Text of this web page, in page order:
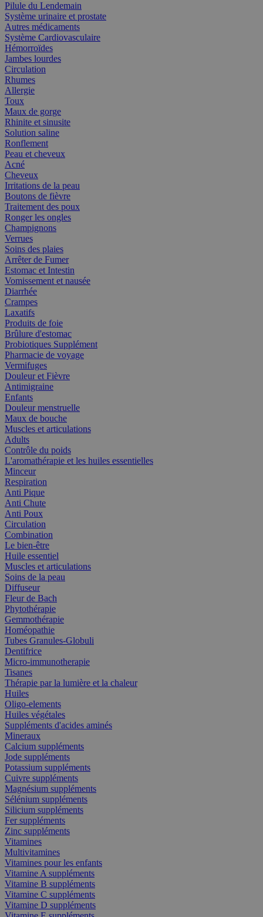
Pilule du Lendemain
Système urinaire et prostate
Autres médicaments
Système Cardiovasculaire
Hémorroïdes
Jambes lourdes
Circulation
Rhumes
Allergie
Toux
Maux de gorge
Rhinite et sinusite
Solution saline
Ronflement
Peau et cheveux
Acné
Cheveux
Irritations de la peau
Boutons de fièvre
Traitement des poux
Ronger les ongles
Champignons
Verrues
Soins des plaies
Arrêter de Fumer
Estomac et Intestin
Vomissement et nausée
Diarrhée
Crampes
Laxatifs
Produits de foie
Brûlure d'estomac
Probiotiques Supplément
Pharmacie de voyage
Vermifuges
Douleur et Fièvre
Antimigraine
Enfants
Douleur menstruelle
Maux de bouche
Muscles et articulations
Adults
Contrôle du poids
L'aromathérapie et les huiles essentielles
Minceur
Respiration
Anti Pique
Anti Chute
Anti Poux
Circulation
Combination
Le bien-être
Huile essentiel
Muscles et articulations
Soins de la peau
Diffuseur
Fleur de Bach
Phytothérapie
Gemmothérapie
Homéopathie
Tubes Granules-Globuli
Dentifrice
Micro-immunotherapie
Tisanes
Thérapie par la lumière et la chaleur
Huiles
Oligo-elements
Huiles végétales
Suppléments d'acides aminés
Mineraux
Calcium suppléments
Jode suppléments
Potassium suppléments
Cuivre suppléments
Magnésium suppléments
Sélénium suppléments
Silicium suppléments
Fer suppléments
Zinc suppléments
Vitamines
Multivitamines
Vitamines pour les enfants
Vitamine A suppléments
Vitamine B suppléments
Vitamine C suppléments
Vitamine D suppléments